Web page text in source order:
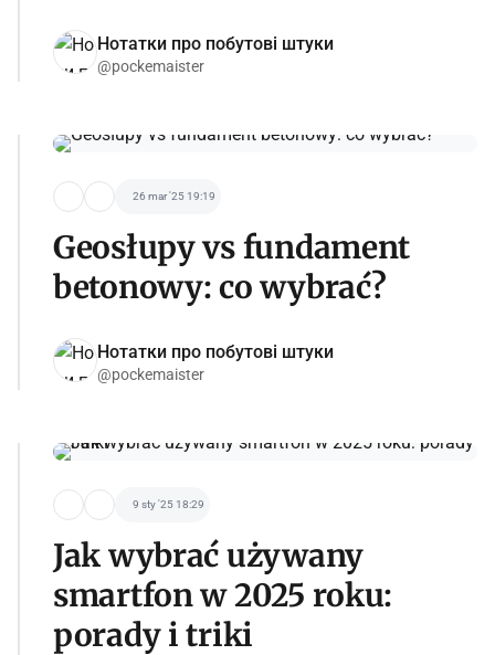
Нотатки про побутові штуки
@pockemaister
26 mar '25 19:19
Geosłupy vs fundament
betonowy: co wybrać?
Нотатки про побутові штуки
@pockemaister
9 sty '25 18:29
Jak wybrać używany
smartfon w 2025 roku:
porady i triki